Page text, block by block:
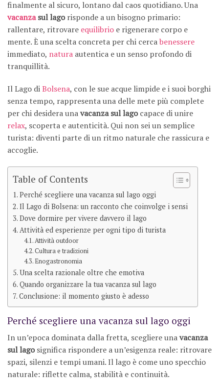
finalmente al sicuro, lontano dal caos quotidiano. Una
vacanzasul lagorisponde a un bisogno primario:
rallentare, ritrovare equilibrio e rigenerare corpo e
mente. È una scelta concreta per chi cercabenessere
immediato, natura autentica e un senso profondo di
tranquillità.
Il Lago diBolsena, con le sue acque limpide e i suoi borghi
senza tempo, rappresenta una delle mete più complete
per chi desidera unavacanza sul lagocapace di unire
relax, scoperta e autenticità. Qui non sei un semplice
turista: diventi parte di un ritmo naturale che rassicura e
accoglie.
Table of Contents
Perché scegliere una vacanza sul lago oggi
Il Lago di Bolsena: un racconto che coinvolge i sensi
Dove dormire per vivere davvero il lago
Attività ed esperienze per ogni tipo di turista
Attività outdoor
Cultura e tradizioni
Enogastronomia
Una scelta razionale oltre che emotiva
Quando organizzare la tua vacanza sul lago
Conclusione: il momento giusto è adesso
Perché scegliere una vacanza sul lago oggi
In un’epoca dominata dalla fretta, scegliere unavacanza
sul lagosignifica rispondere a un’esigenza reale: ritrovare
spazi, silenzi e tempi umani. Il lago è come uno specchio
naturale: riflette calma, stabilità e continuità.